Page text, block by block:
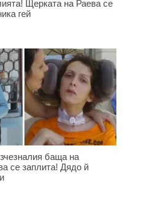
Щерката на Раева се
гей
баща на
се заплита! Дядо й